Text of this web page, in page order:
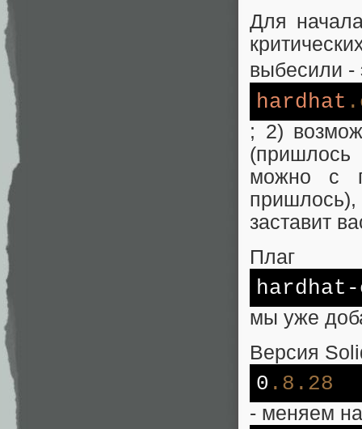
Для
выбесили -
hardhat
; 2)
(пришлось
можно с
заставит
Плаг
мы уже
Версия
0 .8 .28
- меняем на